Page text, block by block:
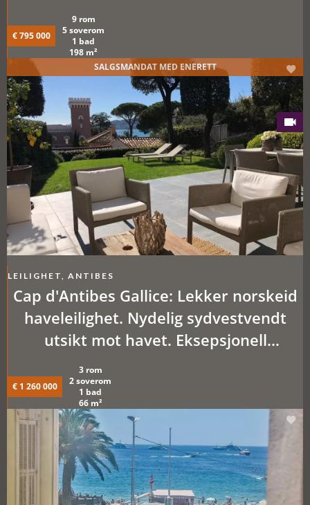
€ 795 000
9 rom
5 soverom
1 bad
198 m²
LEILIGHET, ANTIBES
Cap d'Antibes Gallice: Lekker norskeid
haveleilighet. Nydelig sydvestvendt
utsikt mot havet. Eksepsjonell
€ 1 260 000
3 rom
2 soverom
1 bad
66 m²
SALGSMANDAT MED ENERETT